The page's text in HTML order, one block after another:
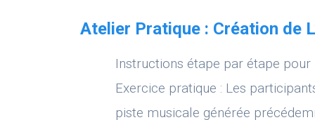
Atelier Pratique : Création de
Instructions étape par étape
Exercice pratique : Les
piste musicale générée